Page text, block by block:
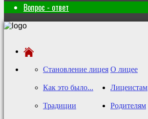
Вопрос - ответ
О лицее
Становление лицея
Как это было...
Традиции
Лицеистам
Родителям